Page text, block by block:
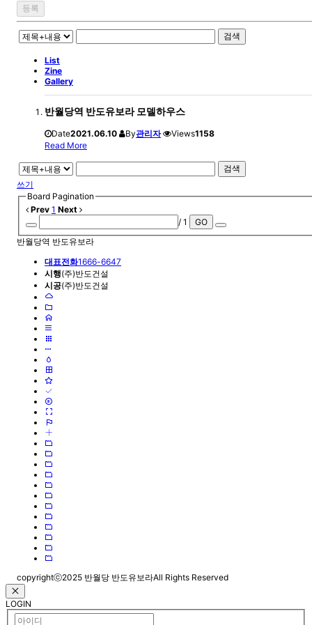
검색
List
Zine
Gallery
반월당역 반도유보라 모델하우스
Date2021.06.10 By관리자 Views1158
Read More
검색
쓰기
Board Pagination
Prev 1 Next
/ 1
GO
반월당역 반도유보라
대표전화1666-6647
시행(주)반도건설
시공(주)반도건설
copyrightⓒ2025 반월당 반도유보라All Rights Reserved
LOGIN